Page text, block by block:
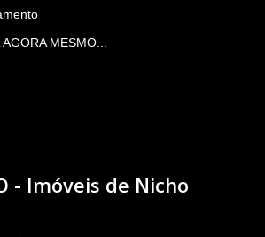
MESMO...
- Imóveis de Nicho